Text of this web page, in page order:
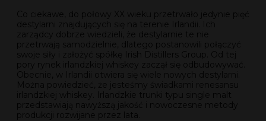
Co ciekawe, do połowy XX wieku przetrwało jedynie pięć
destylarni znajdujących się na terenie Irlandii. Ich
zarządcy dobrze wiedzieli, że destylarnie te nie
przetrwają samodzielnie, dlatego postanowili połączyć
swoje siły i założyć spółkę Irish Distillers Group. Od tej
pory rynek irlandzkiej whiskey zaczął się odbudowywać.
Obecnie, w Irlandii otwiera się wiele nowych destylarni.
Można powiedzieć, że jesteśmy świadkami renesansu
irlandzkiej whiskey. Irlandzkie trunki typu single malt
przedstawiają nawyższą jakość i nowoczesne metody
produkcji rozwijane przez lata.